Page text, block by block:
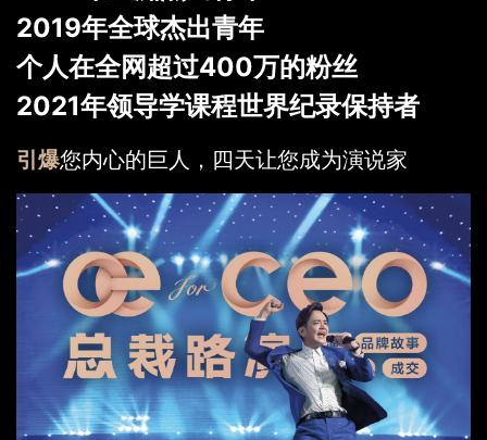
2019年全球杰出青年
个人在全网超过400万的粉丝
2021年领导学课程世界纪录保持者
引爆您内心的巨人，四天让您成为演说家